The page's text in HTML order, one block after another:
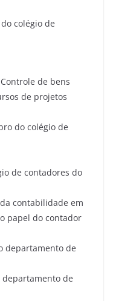
colégio de
de bens
de projetos
do colégio de
de contadores do
contabilidade em
papel do contador
departamento de
departamento de